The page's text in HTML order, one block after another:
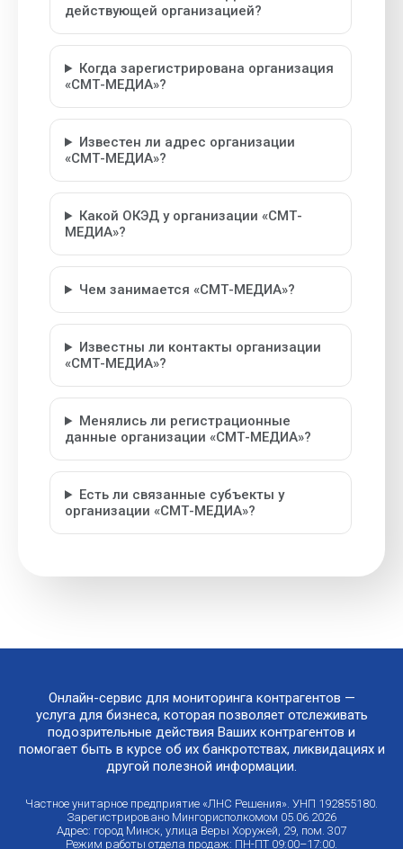
действующей организацией?
Когда зарегистрирована организация
«СМТ-МЕДИА»?
Известен ли адрес организации
«СМТ-МЕДИА»?
Какой ОКЭД у организации «СМТ-
МЕДИА»?
Чем занимается «СМТ-МЕДИА»?
Известны ли контакты организации
«СМТ-МЕДИА»?
Менялись ли регистрационные
данные организации «СМТ-МЕДИА»?
Есть ли связанные субъекты у
организации «СМТ-МЕДИА»?
Онлайн-сервис для мониторинга контрагентов —
услуга для бизнеса, которая позволяет отслеживать
подозрительные действия Ваших контрагентов и
помогает быть в курсе об их банкротствах, ликвидациях и
другой полезной информации.
Частное унитарное предприятие «ЛНС Решения». УНП 192855180.
Зарегистрировано Мингорисполкомом 05.06.2026
Адрес: город Минск, улица Веры Хоружей, 29, пом. 307
Режим работы отдела продаж: ПН-ПТ 09:00–17:00.